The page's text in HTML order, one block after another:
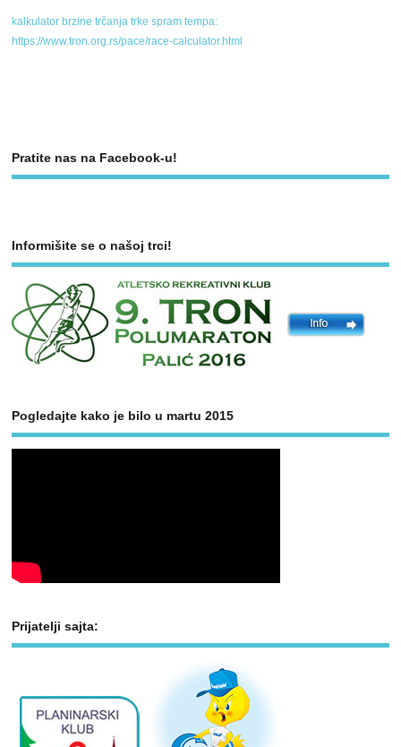
kalkulator brzine trčanja trke spram tempa:
https://www.tron.org.rs/pace/race-calculator.html
Pratite nas na Facebook-u!
Informišite se o našoj trci!
Pogledajte kako je bilo u martu 2015
Prijatelji sajta: